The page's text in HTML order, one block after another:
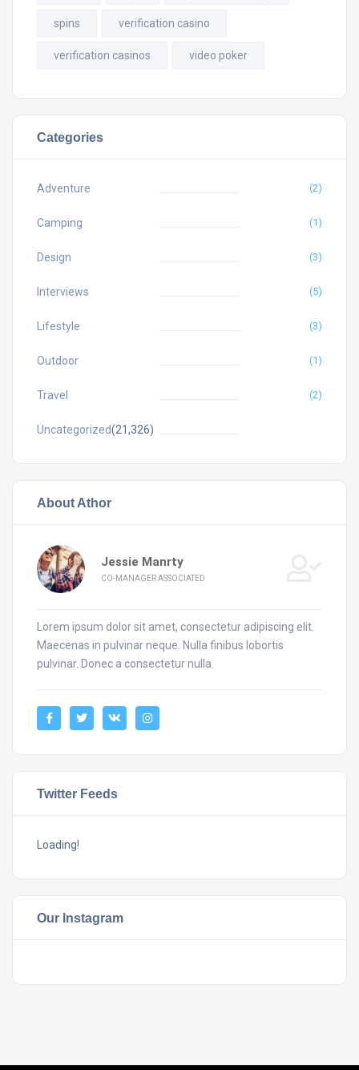
spins verification casino
verification casinos video poker
Categories
Adventure (2)
Camping (1)
Design (3)
Interviews (5)
Lifestyle (3)
Outdoor (1)
Travel (2)
Uncategorized(21,326)
About Athor
Jessie Manrty
CO-MANAGER ASSOCIATED
Lorem ipsum dolor sit amet, consectetur adipiscing elit.
Maecenas in pulvinar neque. Nulla finibus lobortis
pulvinar. Donec a consectetur nulla.
Twitter Feeds
Loading!
Our Instagram